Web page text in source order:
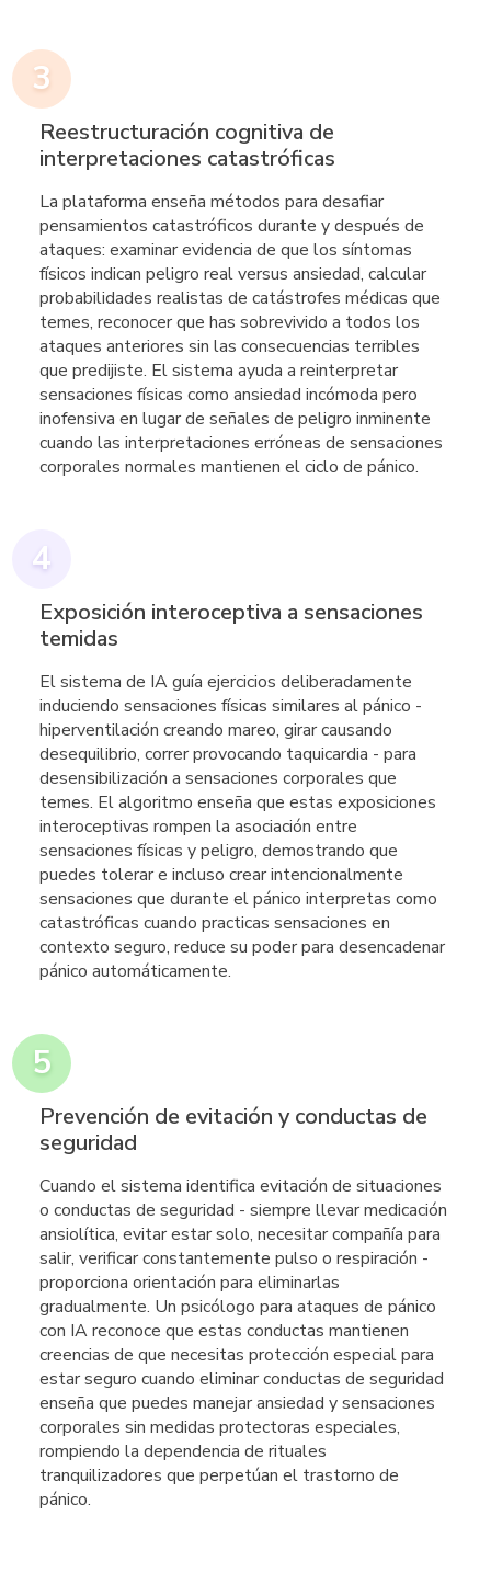
Reestructuración cognitiva de
interpretaciones catastróficas
La plataforma enseña métodos para desafiar
pensamientos catastróficos durante y después de
ataques: examinar evidencia de que los síntomas
físicos indican peligro real versus ansiedad, calcular
probabilidades realistas de catástrofes médicas que
temes, reconocer que has sobrevivido a todos los
ataques anteriores sin las consecuencias terribles
que predijiste. El sistema ayuda a reinterpretar
sensaciones físicas como ansiedad incómoda pero
inofensiva en lugar de señales de peligro inminente
cuando las interpretaciones erróneas de sensaciones
corporales normales mantienen el ciclo de pánico.
Exposición interoceptiva a sensaciones
temidas
El sistema de IA guía ejercicios deliberadamente
induciendo sensaciones físicas similares al pánico -
hiperventilación creando mareo, girar causando
desequilibrio, correr provocando taquicardia - para
desensibilización a sensaciones corporales que
temes. El algoritmo enseña que estas exposiciones
interoceptivas rompen la asociación entre
sensaciones físicas y peligro, demostrando que
puedes tolerar e incluso crear intencionalmente
sensaciones que durante el pánico interpretas como
catastróficas cuando practicas sensaciones en
contexto seguro, reduce su poder para desencadenar
pánico automáticamente.
Prevención de evitación y conductas de
seguridad
Cuando el sistema identifica evitación de situaciones
o conductas de seguridad - siempre llevar medicación
ansiolítica, evitar estar solo, necesitar compañía para
salir, verificar constantemente pulso o respiración -
proporciona orientación para eliminarlas
gradualmente. Un psicólogo para ataques de pánico
con IA reconoce que estas conductas mantienen
creencias de que necesitas protección especial para
estar seguro cuando eliminar conductas de seguridad
enseña que puedes manejar ansiedad y sensaciones
corporales sin medidas protectoras especiales,
rompiendo la dependencia de rituales
tranquilizadores que perpetúan el trastorno de
pánico.